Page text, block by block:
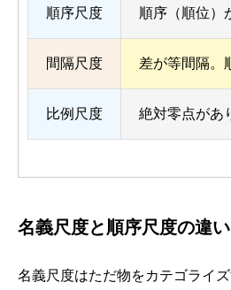
順序尺度 順序（順位）
間隔尺度 差が等間隔。
比例尺度 絶対零点があ
名義尺度と順序尺度の違い
名義尺度はただ物をカテゴライ